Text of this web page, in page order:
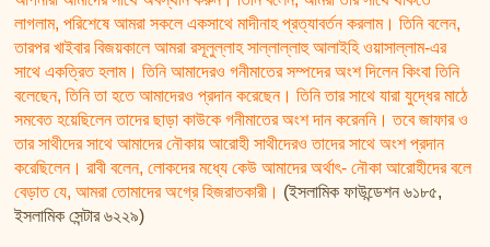
লাগলাম, পরিশেষে আমরা সকলে একসাথে মাদীনাহ প্রত্যাবর্তন করলাম। তিনি বলেন,
তারপর খাইবার বিজয়কালে আমরা রসূলুল্লাহ সাল্লাল্লাহু আলাইহি ওয়াসাল্লাম-এর
সাথে একত্রিত হলাম। তিনি আমাদেরও গনীমাতের সম্পদের অংশ দিলেন কিংবা তিনি
বলেছেন, তিনি তা হতে আমাদেরও প্রদান করেছেন। তিনি তার সাথে যারা যুদ্ধের মাঠে
সমবেত হয়েছিলেন তাদের ছাড়া কাউকে গনীমাতের অংশ দান করেননি। তবে জাফার ও
তার সাথীদের সাথে আমাদের নৌকায় আরোহী সাথীদেরও তাদের সাথে অংশ প্রদান
করেছিলেন। রাবী বলেন, লোকদের মধ্যে কেউ আমাদের অর্থাৎ- নৌকা আরোহীদের বলে
বেড়াত যে, আমরা তোমাদের অগ্রে হিজরাতকারী। (ইসলামিক ফাউন্ডেশন ৬১৮৫,
ইসলামিক সেন্টার ৬২২৯)